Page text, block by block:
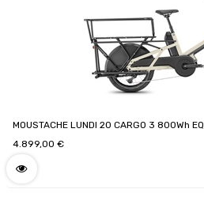
MOUSTACHE LUNDI 20 CARGO 3 800Wh EQ
4.899,00 €